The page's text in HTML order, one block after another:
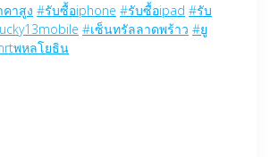
าสูง #รับซื้อiphone #รับซื้อipad #รับ
#เซ็นทรัลลาดพร้าว #ยู
พหลโยธิน